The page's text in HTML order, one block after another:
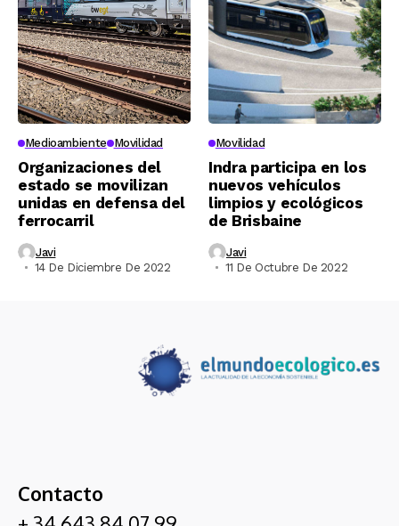
Medioambiente Movilidad
Organizaciones del
estado se movilizan
unidas en defensa del
ferrocarril
Javi
14 De Diciembre De 2022
Movilidad
Indra participa en los
nuevos vehículos
limpios y ecológicos
de Brisbaine
Javi
11 De Octubre De 2022
Contacto